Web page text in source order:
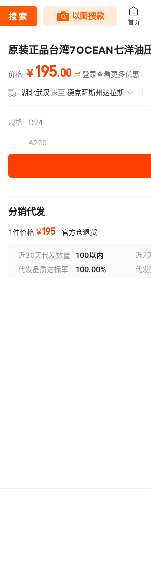
原装正品台湾7OCEAN七洋
价格 ¥195.00 起 登录查看更多优惠
湖北武汉送至 德克萨斯州达拉斯
规格 D24
A220
分销代发
1件价格 ￥195 官方仓退货
近30天代发数量 100以内 近7
代发品质达标率
100.00% 代